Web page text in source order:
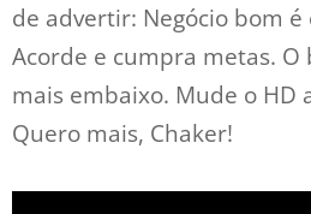
de advertir: Negócio bom é
Acorde e cumpra metas. O
mais embaixo. Mude o HD
Quero mais, Chaker!